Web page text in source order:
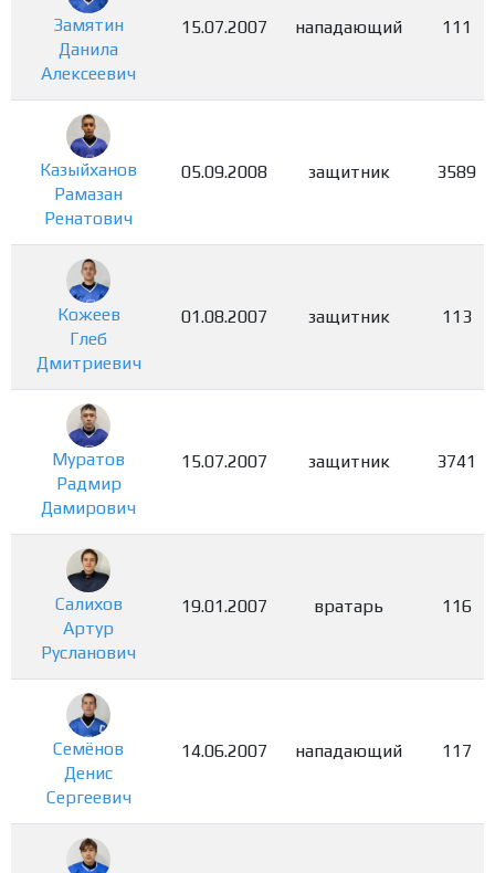
Замятин
Данила
Алексеевич
15.07.2007 нападающий 111
Казыйханов
Рамазан
Ренатович
05.09.2008 защитник 3589
Кожеев
Глеб
Дмитриевич
01.08.2007 защитник 113
Муратов
Радмир
Дамирович
15.07.2007 защитник 3741
Салихов
Артур
Русланович
19.01.2007 вратарь 116
Семёнов
Денис
Сергеевич
14.06.2007 нападающий 117